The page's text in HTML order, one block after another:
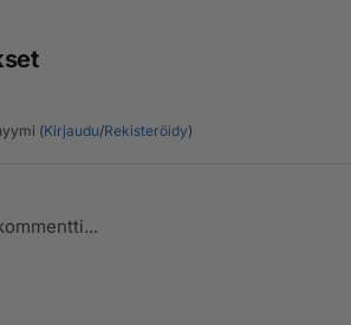
(Kirjaudu/Rekisteröidy)